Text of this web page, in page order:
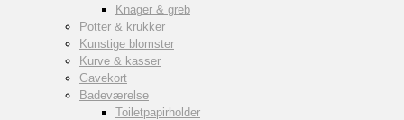
Knager & greb
Potter & krukker
Kunstige blomster
Kurve & kasser
Gavekort
Badeværelse
Toiletpapirholder